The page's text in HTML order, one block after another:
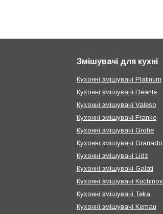
Змішувачі для кухні
Кухонні змішувачі Platinum
Кухонні змішувачі Deante
Кухонні змішувачі Valeso
Кухонні змішувачі Franke
Кухонні змішувачі Grohe
Кухонні змішувачі Granado
Кухонні змішувачі Lidz
Кухонні змішувачі Galati
Кухонні змішувачі Kuchinox
Кухонні змішувачі Teka
Кухонні змішувачі Kernau